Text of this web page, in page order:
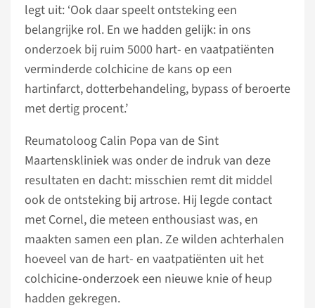
legt uit: ‘Ook daar speelt ontsteking een
belangrijke rol. En we hadden gelijk: in ons
onderzoek bij ruim 5000 hart- en vaatpatiënten
verminderde colchicine de kans op een
hartinfarct, dotterbehandeling, bypass of beroerte
met dertig procent.’
Reumatoloog Calin Popa van de Sint
Maartenskliniek was onder de indruk van deze
resultaten en dacht: misschien remt dit middel
ook de ontsteking bij artrose. Hij legde contact
met Cornel, die meteen enthousiast was, en
maakten samen een plan. Ze wilden achterhalen
hoeveel van de hart- en vaatpatiënten uit het
colchicine-onderzoek een nieuwe knie of heup
hadden gekregen.